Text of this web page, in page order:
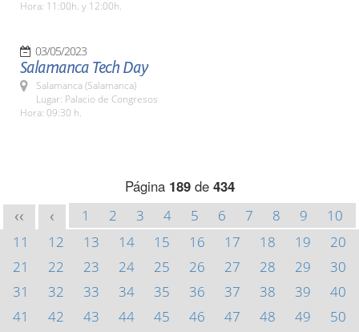
Hora: 11:00h. y 12:00h.
03/05/2023
Salamanca Tech Day
Salamanca (Salamanca)
Lugar: Palacio de Congresos
Hora: 09:30 h.
Página 189de 434
<< < 1 2 3 4 5 6 7 8 9
10
11
12 13 14 15 16 17 18 19
20
21
22 23 24 25 26 27 28 29
30
31
32 33 34 35 36 37 38 39
40
41
42 43 44 45 46 47 48 49
50